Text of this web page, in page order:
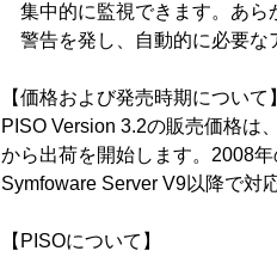
集中的に監視できます。あら
警告を発し、自動的に必要な
【価格および発売時期について】
PISO Version 3.2の販売価格は
から出荷を開始します。2008
Symfoware Server V9以降で対
【PISOについて】